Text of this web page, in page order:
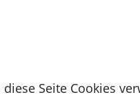
Seite Cookies